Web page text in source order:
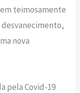
teimosamente
nova
pela Covid-19